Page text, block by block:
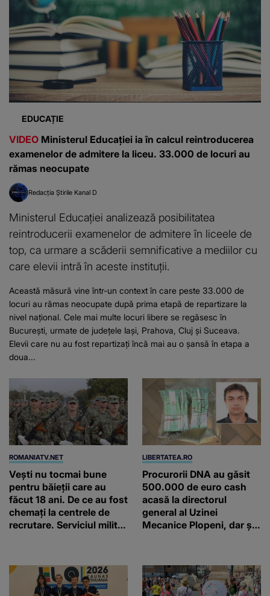
EDUCAȚIE
VIDEO Ministerul Educației ia în calcul reintroducerea
examenelor de admitere la liceu. 33.000 de locuri au
rămas neocupate
Redacția Știrile Kanal D
Ministerul Educației analizează posibilitatea
reintroducerii examenelor de admitere în liceele de
top, ca urmare a scăderii semnificative a mediilor cu
care elevii intră în aceste instituții.
Această măsură vine într-un context în care peste 33.000 de
locuri au rămas neocupate după prima etapă de repartizare la
nivel național. Cele mai multe locuri libere se regăsesc în
București, urmate de județele Iași, Prahova, Cluj și Suceava.
Elevii care nu au fost repartizați încă mai au o șansă în etapa a
doua...
ROMANIATV.NET
Vești nu tocmai bune
pentru băieții care au
făcut 18 ani. De ce au fost
chemați la centrele de
recrutare. Serviciul militar
LIBERTATEA.RO
Procurorii DNA au găsit
500.000 de euro cash
acasă la directorul
general al Uzinei
Mecanice Plopeni, dar și